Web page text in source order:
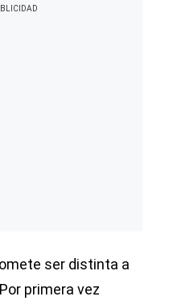
ser distinta a
primera vez